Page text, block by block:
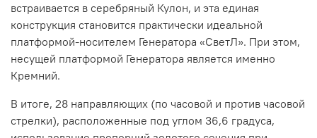
встраивается в серебряный Кулон, и эта единая
конструкция становится практически идеальной
платформой-носителем Генератора «СветЛ». При этом,
несущей платформой Генератора является именно
Кремний.
В итоге, 28 направляющих (по часовой и против часовой
стрелки), расположенные под углом 36,6 градуса,